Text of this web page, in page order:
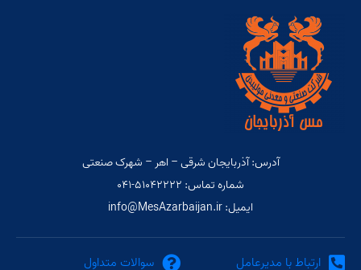
آدرس: آذربایجان شرقی – اهر – شهرک صنعتی
شماره تماس: ۵۱۰۴۲۲۲۲-۰۴۱
ایمیل: info@MesAzarbaijan.ir
ارتباط با مدیرعامل سوالات متداول